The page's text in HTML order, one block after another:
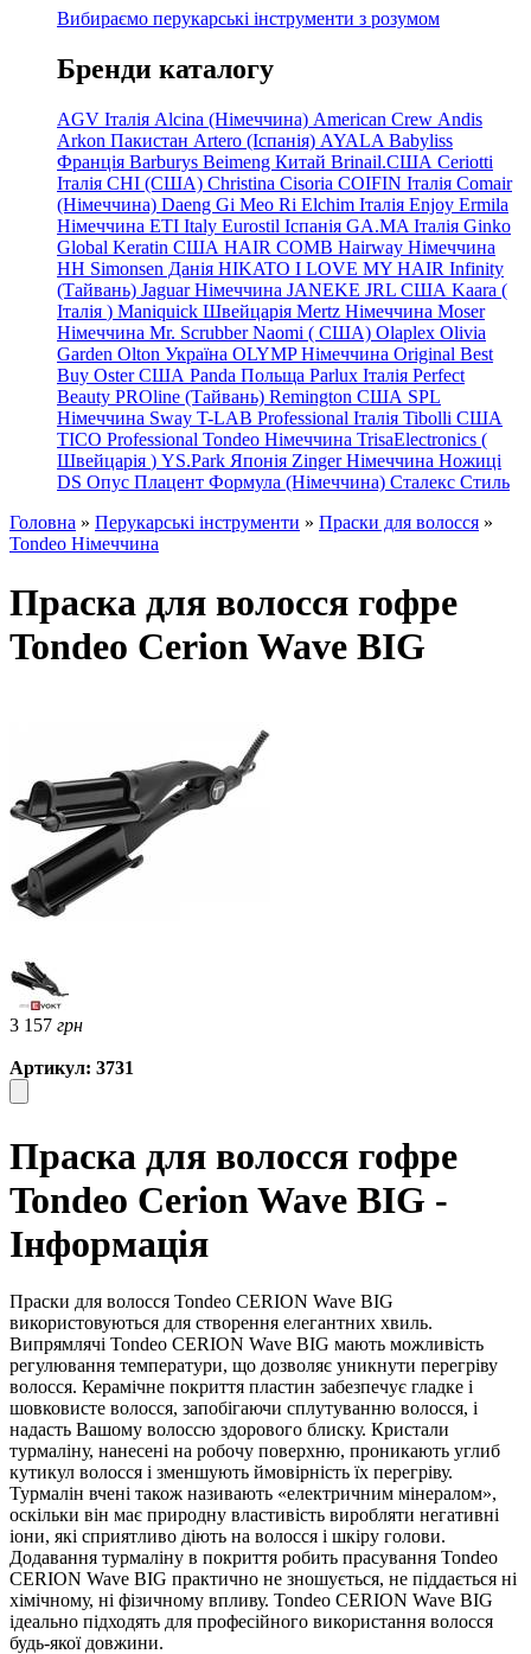
Вибираємо перукарські інструменти з розумом
Бренди каталогу
AGV Італія Alcina (Німеччина) American Crew Andis
Arkon Пакистан Artero (Іспанія) AYALA Babyliss
Франція Barburys Beimeng Китай Brinail.США Ceriotti
Італія CHI (США) Christina Cisoria COIFIN Італія Comair
(Німеччина) Daeng Gi Meo Ri Elchim Італія Enjoy Ermila
Німеччина ETI Italy Eurostil Іспанія GA.MA Італія Ginko
Global Keratin США HAIR COMB Hairway Німеччина
HH Simonsen Данія HIKATO I LOVE MY HAIR Infinity
(Тайвань) Jaguar Німеччина JANEKE JRL США Kaara (
Італія ) Maniquick Швейцарія Mertz Німеччина Moser
Німеччина Mr. Scrubber Naomi ( США) Olaplex Olivia
Garden Olton Україна OLYMP Німеччина Original Best
Buy Oster США Panda Польща Parlux Італія Perfect
Beauty PROline (Тайвань) Remington США SPL
Німеччина Sway T-LAB Professional Італія Tibolli США
TICO Professional Tondeo Німеччина TrisaElectronics (
Швейцарія ) YS.Park Японія Zinger Німеччина Ножиці
DS Опус Плацент Формула (Німеччина) Сталекс Стиль
Головна » Перукарські інструменти » Праски для волосся »
Tondeo Німеччина
Праска для волосся гофре
Tondeo Cerion Wave BIG
3 157 грн
Артикул: 3731
Праска для волосся гофре
Tondeo Cerion Wave BIG -
Інформація
Праски для волосся Tondeo CERION Wave BIG
використовуються для створення елегантних хвиль.
Випрямлячі Tondeo CERION Wave BIG мають можливість
регулювання температури, що дозволяє уникнути перегріву
волосся. Керамічне покриття пластин забезпечує гладке і
шовковисте волосся, запобігаючи сплутуванню волосся, і
надасть Вашому волоссю здорового блиску. Кристали
турмаліну, нанесені на робочу поверхню, проникають углиб
кутикул волосся і зменшують ймовірність їх перегріву.
Турмалін вчені також називають «електричним мінералом»,
оскільки він має природну властивість виробляти негативні
іони, які сприятливо діють на волосся і шкіру голови.
Додавання турмаліну в покриття робить прасування Tondeo
CERION Wave BIG практично не зношується, не піддається ні
хімічному, ні фізичному впливу. Tondeo CERION Wave BIG
ідеально підходять для професійного використання волосся
будь-якої довжини.